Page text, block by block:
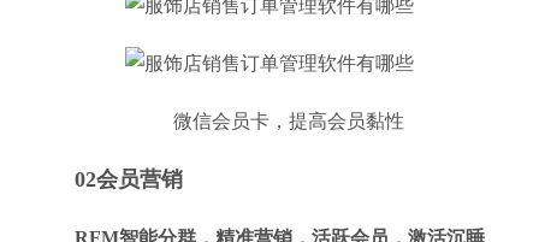
微信会员卡，提高会员黏性
02会员营销
RFM智能分群，精准营销，活跃会员，激活沉睡